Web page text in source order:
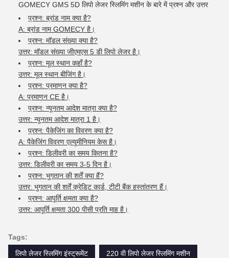
GOMECY GMS 5D लिपो लेजर स्लिमिंग मशीन के बारे में प्रश्न और उत्तर
प्रश्न: ब्रांड नाम क्या है?
A: ब्रांड नाम GOMECY है।
प्रश्न: मॉडल संख्या क्या है?
उत्तर: मॉडल संख्या जीएमएस 5 डी लिपो लेजर है।
प्रश्न: मूल स्थान कहाँ है?
उत्तर: मूल स्थान बीजिंग है।
प्रश्न: प्रमाणन क्या है?
A: प्रमाणन CE है।
प्रश्न: न्यूनतम आदेश मात्रा क्या है?
उत्तर: न्यूनतम आदेश मात्रा 1 है।
प्रश्न: पैकेजिंग का विवरण क्या है?
A: पैकेजिंग विवरण एल्यूमीनियम केस है।
प्रश्न: डिलीवरी का समय कितना है?
उत्तर: डिलीवरी का समय 3-5 दिन है।
प्रश्न: भुगतान की शर्तें क्या हैं?
उत्तर: भुगतान की शर्तें क्रेडिट कार्ड, टीटी बैंक हस्तांतरण हैं।
प्रश्न: आपूर्ति क्षमता क्या है?
उत्तर: आपूर्ति क्षमता 300 पीसी प्रति माह है।
Tags:
लिपो लेजर स्लिमिंग इंस्ट्रूमेंट
220 वी लिपो लेजर स्लिमिंग मशीन